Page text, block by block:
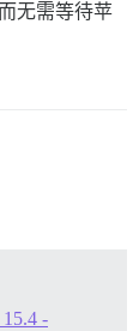
无需等待苹
-